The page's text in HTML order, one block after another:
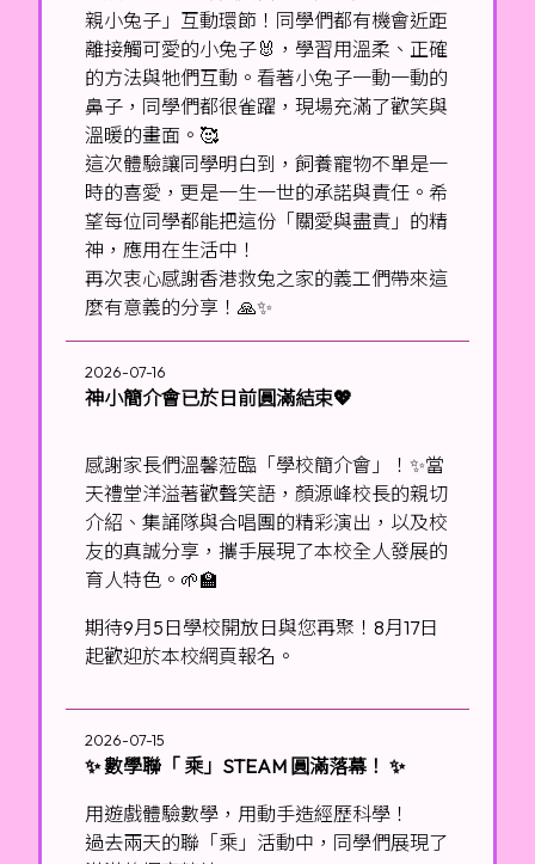
親小兔子」互動環節！同學們都有機會近距
離接觸可愛的小兔子🐰，學習用溫柔、正確
的方法與牠們互動。看著小兔子一動一動的
鼻子，同學們都很雀躍，現場充滿了歡笑與
溫暖的畫面。🥰
這次體驗讓同學明白到，飼養寵物不單是一
時的喜愛，更是一生一世的承諾與責任。希
望每位同學都能把這份「關愛與盡責」的精
神，應用在生活中！
再次衷心感謝香港救兔之家的義工們帶來這
麼有意義的分享！🙏✨
2026-07-16
神小簡介會已於日前圓滿結束💖
感謝家長們溫馨蒞臨「學校簡介會」！✨當
天禮堂洋溢著歡聲笑語，顏源峰校長的親切
介紹、集誦隊與合唱團的精彩演出，以及校
友的真誠分享，攜手展現了本校全人發展的
育人特色。🌱🏫
期待9月5日學校開放日與您再聚！8月17日
起歡迎於本校網頁報名。
2026-07-15
✨ 數學聯「 乘」STEAM 圓滿落幕！ ✨
用遊戲體驗數學，用動手造經歷科學！
過去兩天的聯「乘」活動中，同學們展現了